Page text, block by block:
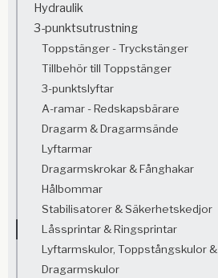
Hydraulik
3-punktsutrustning
Toppstänger - Tryckstänger
Tillbehör till Toppstänger
3-punktslyftar
A-ramar - Redskapsbärare
Dragarm & Dragarmsände
Lyftarmar
Dragarmskrokar & Fånghakar
Hålbommar
Stabilisatorer & Säkerhetskedjor
Låssprintar & Ringsprintar
Lyftarmskulor, Toppstångskulor &
Dragarmskulor